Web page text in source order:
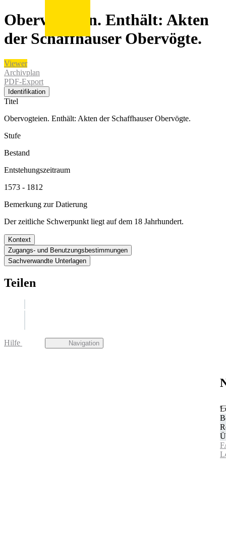
Obervogteien. Enthält: Akten
der Schaffhauser Obervögte.
Viewer
Archivplan
PDF-Export
Identifikation
Titel
Obervogteien. Enthält: Akten der Schaffhauser Obervögte.
Stufe
Bestand
Entstehungszeitraum
1573 - 1812
Bemerkung zur Datierung
Der zeitliche Schwerpunkt liegt auf dem 18 Jahrhundert.
Kontext
Zugangs- und Benutzungsbestimmungen
Sachverwandte Unterlagen
Teilen
Hilfe Navigation